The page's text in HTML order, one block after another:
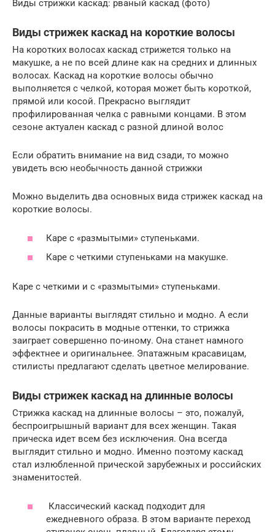
Виды стрижки каскад: рваный каскад (фото)
Виды стрижек каскад на короткие волосы
На коротких волосах каскад стрижется только на
макушке, а не по всей длине как на средних и длинных
волосах. Каскад на короткие волосы обычно
выполняется с челкой, которая может быть короткой,
прямой или косой. Прекрасно выглядит
профилированная челка с равными концами. В этом
сезоне актуален каскад с разной длиной волос
Если обратить внимание на вид сзади, то можно
увидеть всю необычность данной стрижки
Можно выделить два основных вида стрижек каскад на
короткие волосы.
Каре с «размытыми» ступеньками.
Каре с четкими ступеньками на макушке.
Каре с четкими и с «размытыми» ступеньками.
Данные варианты выглядят стильно и модно. А если
волосы покрасить в модные оттенки, то стрижка
заиграет совершенно по-иному. Она станет намного
эффектнее и оригинальнее. Эпатажным красавицам,
стилисты предлагают сделать цветное мелирование.
Виды стрижек каскад на длинные волосы
Стрижка каскад на длинные волосы – это, пожалуй,
беспроигрышный вариант для всех женщин. Такая
прическа идет всем без исключения. Она всегда
выглядит стильно и модно. Именно поэтому каскад
стал излюбленной прической зарубежных и российских
знаменитостей.
Классический каскад подходит для
ежедневного образа. В этом варианте переход